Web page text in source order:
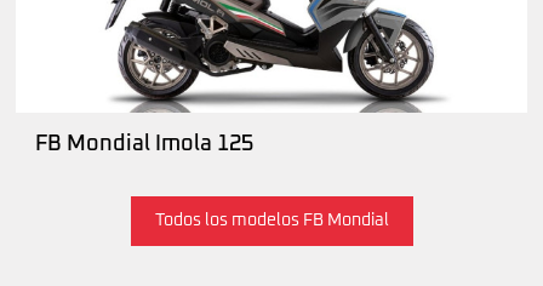
FB Mondial Imola 125
Todos los modelos FB Mondial